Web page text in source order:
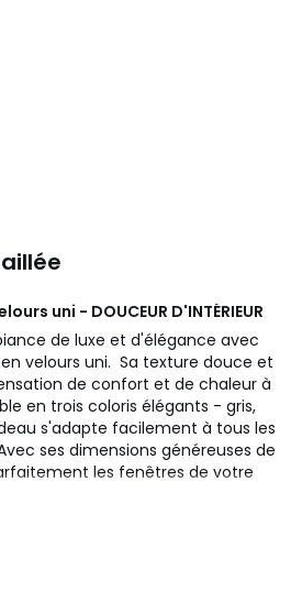
uni - DOUCEUR D'INTÉRIEUR
de luxe et d'élégance avec
velours uni. Sa texture douce et
de confort et de chaleur à
en trois coloris élégants - gris,
s'adapte facilement à tous les
ses dimensions généreuses de
les fenêtres de votre
ou bureau. La Finition de tête à
offre non seulement une